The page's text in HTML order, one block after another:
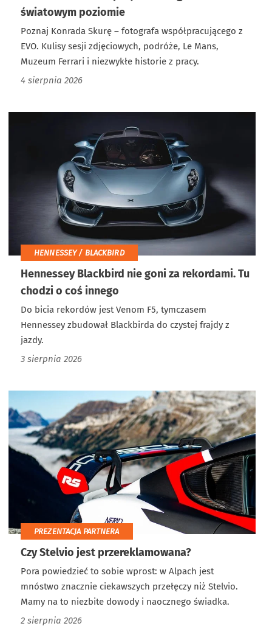
światowym poziomie
Poznaj Konrada Skurę – fotografa współpracującego z
EVO. Kulisy sesji zdjęciowych, podróże, Le Mans,
Muzeum Ferrari i niezwykłe historie z pracy.
4 sierpnia 2026
HENNESSEY / BLACKBIRD
Hennessey Blackbird nie goni za rekordami. Tu
chodzi o coś innego
Do bicia rekordów jest Venom F5, tymczasem
Hennessey zbudował Blackbirda do czystej frajdy z
jazdy.
3 sierpnia 2026
PREZENTACJA PARTNERA
Czy Stelvio jest przereklamowana?
Pora powiedzieć to sobie wprost: w Alpach jest
mnóstwo znacznie ciekawszych przełęczy niż Stelvio.
Mamy na to niezbite dowody i naocznego świadka.
2 sierpnia 2026